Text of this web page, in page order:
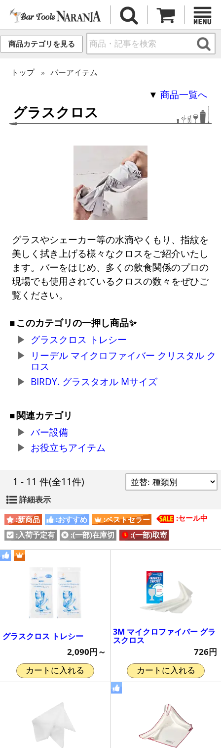
商品カテゴリを見る
トップ バーアイテム
グラスクロス
▼商品一覧へ
グラスやシェーカー等の水滴やくもり、指紋を
美しく拭き上げる様々なクロスをご紹介いたし
ます。バーをはじめ、多くの飲食関係のプロの
現場でも使用されているクロスの数々をぜひご
覧ください。
このカテゴリの一押し商品✨
グラスクロス トレシー
リーデル マイクロファイバー クリスタル ク
ロス
BIRDY. グラスタオル Mサイズ
関連カテゴリ
バー設備
お役立ちアイテム
1 - 11 件(全11件)
詳細表示
:新商品 :おすすめ :ベストセラー
:セール中
:入荷予定有
:(一部)在庫切 :(一部)取寄
グラスクロス トレシー
2,090円～
カートに入れる
3M マイクロファイバー グラ
スクロス
726円
カートに入れる